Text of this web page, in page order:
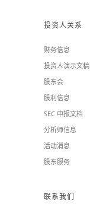
投资人关系
财务信息
投资人演示文稿
股东会
股利信息
SEC 申报文档
分析师信息
活动消息
股东服务
联系我们